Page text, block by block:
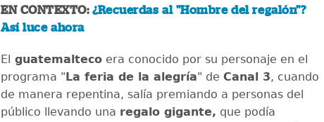
EN CONTEXTO:¿Recuerdas al "Hombre del regalón"?
Así luce ahora
El guatemalteco era conocido por su personaje en el
programa "La feria de la alegría" de Canal 3, cuando
de manera repentina, salía premiando a personas del
público llevando una regalo gigante, que podía